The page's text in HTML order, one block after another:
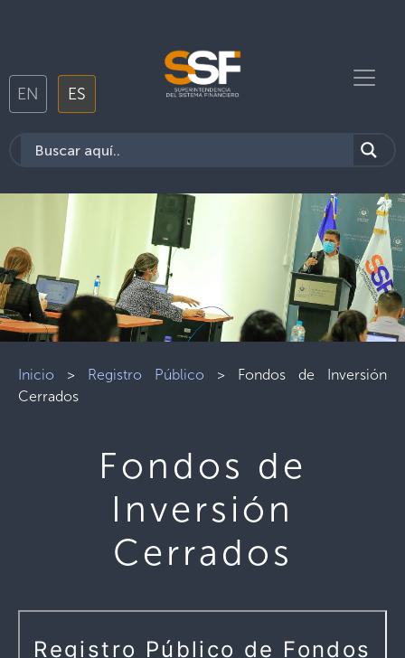
EN ES
Inicio > Registro Público > Fondos de Inversión
Cerrados
Fondos de
Inversión
Cerrados